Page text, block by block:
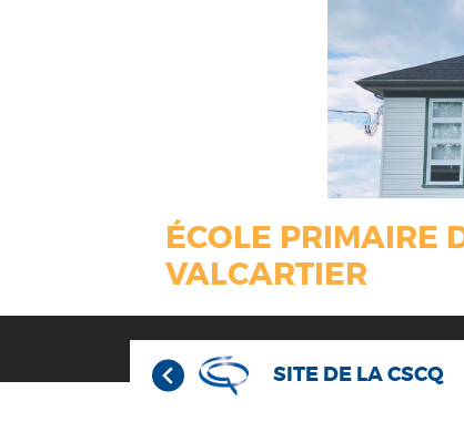
ÉCOLE PRIMAIRE
VALCARTIER
SITE DE LA CSCQ